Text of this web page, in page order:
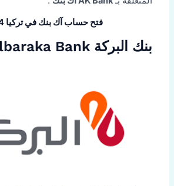
فتح حساب آك بنك في تركيا 2024
بنك البركة Albaraka Bank